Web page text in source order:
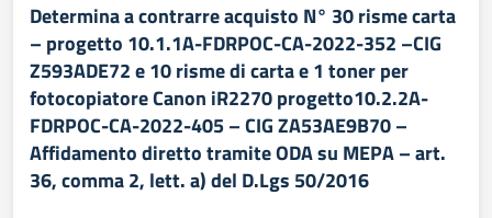
Determina a contrarre acquisto N° 30 risme carta
– progetto 10.1.1A-FDRPOC-CA-2022-352 –CIG
Z593ADE72 e 10 risme di carta e 1 toner per
fotocopiatore Canon iR2270 progetto10.2.2A-
FDRPOC-CA-2022-405 – CIG ZA53AE9B70 –
Affidamento diretto tramite ODA su MEPA – art.
36, comma 2, lett. a) del D.Lgs 50/2016